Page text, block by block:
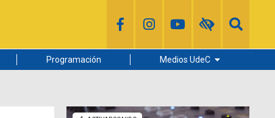
Programación Medios UdeC
Radio UdeC